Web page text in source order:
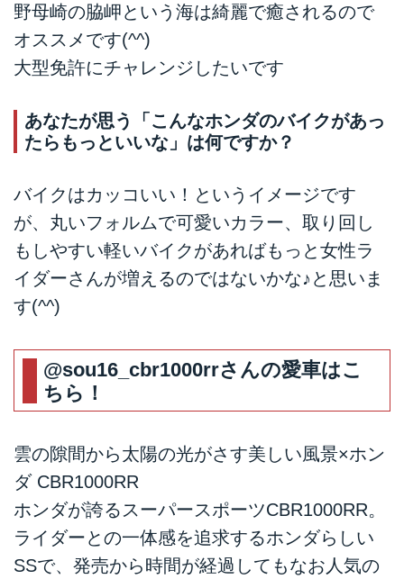
野母崎の脇岬という海は綺麗で癒されるので
オススメです(^^)
大型免許にチャレンジしたいです
あなたが思う「こんなホンダのバイクがあっ
たらもっといいな」は何ですか？
バイクはカッコいい！というイメージです
が、丸いフォルムで可愛いカラー、取り回し
もしやすい軽いバイクがあればもっと女性ラ
イダーさんが増えるのではないかな♪と思いま
す(^^)
@sou16_cbr1000rrさんの愛車はこ
ちら！
雲の隙間から太陽の光がさす美しい風景×ホン
ダ CBR1000RR
ホンダが誇るスーパースポーツCBR1000RR。
ライダーとの一体感を追求するホンダらしい
SSで、発売から時間が経過してもなお人気の